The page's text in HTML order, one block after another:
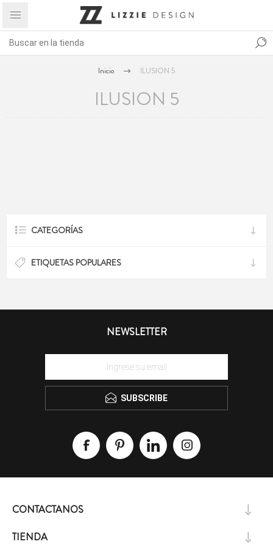
Inicio ILUSION 5
ILUSION 5
CATEGORÍAS
ETIQUETAS POPULARES
NEWSLETTER
SUBSCRIBE
CONTACTANOS
TIENDA